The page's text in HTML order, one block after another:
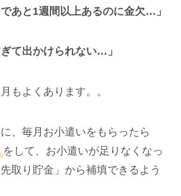
であと1週間以上あるのに金欠…」
ぎて出かけられない…」
もよくあります。。
、毎月お小遣いをもらったら
をして、お小遣いが足りなくなっ
取り貯金」から補填できるよう